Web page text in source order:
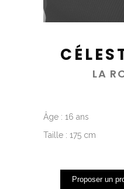
LA
Âge : 16 ans
Taille : 175 cm
Proposer un